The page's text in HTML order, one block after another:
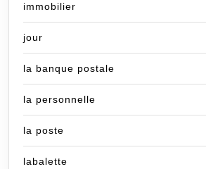
immobilier
jour
la banque postale
la personnelle
la poste
labalette